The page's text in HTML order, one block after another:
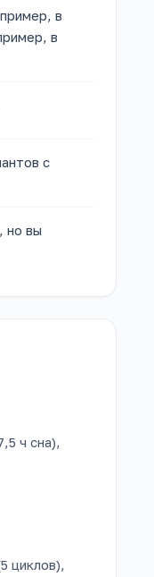
в
в
с
но вы
ч сна),
циклов),